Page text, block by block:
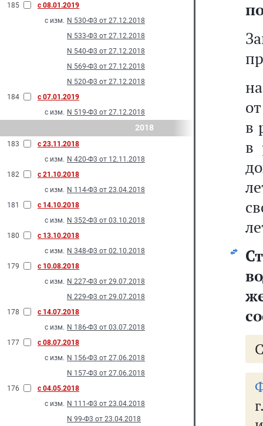
185
с 08.01.2019
с изм. N 530-Ф3 от 27.12.2018
N 533-Ф3 от 27.12.2018
N 540-Ф3 от 27.12.2018
N 569-Ф3 от 27.12.2018
N 520-Ф3 от 27.12.2018
184
с 07.01.2019
с изм. N 519-Ф3 от 27.12.2018
2018
183
с 23.11.2018
с изм. N 420-Ф3 от 12.11.2018
182
с 21.10.2018
с изм. N 114-Ф3 от 23.04.2018
181
с 14.10.2018
с изм. N 352-Ф3 от 03.10.2018
180
с 13.10.2018
с изм. N 348-Ф3 от 02.10.2018
179
с 10.08.2018
с изм. N 227-Ф3 от 29.07.2018
N 229-Ф3 от 29.07.2018
178
с 14.07.2018
с изм. N 186-Ф3 от 03.07.2018
177
с 08.07.2018
с изм. N 156-Ф3 от 27.06.2018
N 157-Ф3 от 27.06.2018
176
с 04.05.2018
с изм. N 111-Ф3 от 23.04.2018
N 99-Ф3 от 23.04.2018
в
в